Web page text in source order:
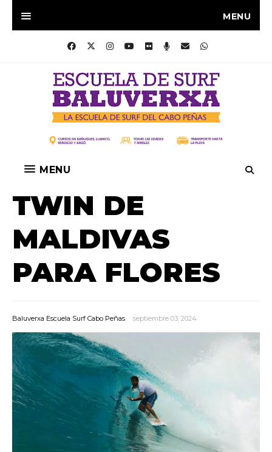
MENU
MENU
TWIN DE
MALDIVAS
PARA FLORES
Baluverxa Escuela Surf Cabo Peñas septiembre 03, 2024